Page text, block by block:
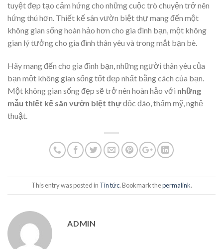
tuyệt đẹp tạo cảm hứng cho những cuộc trò chuyện trở nên
hứng thú hơn. Thiết kế sân vườn biệt thự mang đến một
không gian sống hoàn hảo hơn cho gia đình bạn, một không
gian lý tưởng cho gia đình thân yêu và trong mắt bạn bè.
Hãy mang đến cho gia đình bạn, những người thân yêu của
bạn một không gian sống tốt đẹp nhất bằng cách của bạn.
Một không gian sống đẹp sẽ trở nên hoàn hảo với những
mẫu thiết kế sân vườn biệt thựđộc đáo, thẩm mỹ, nghệ
thuật.
This entry was posted in Tin tức. Bookmark thepermalink.
ADMIN